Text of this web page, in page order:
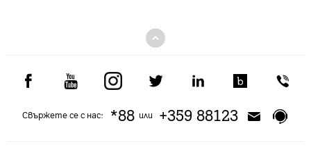
Свържете се с нас: *88или +359 88123